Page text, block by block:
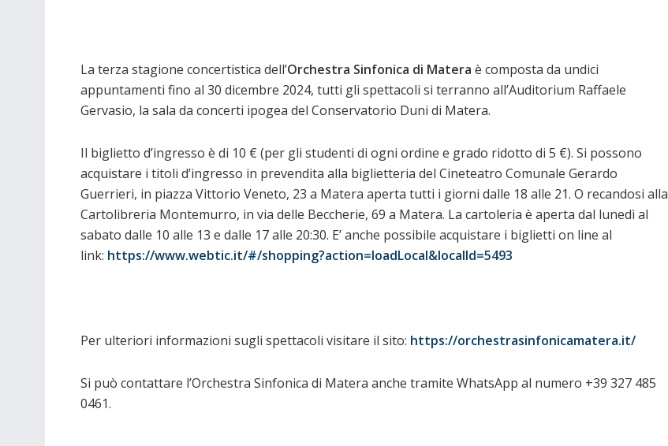
La terza stagione concertistica dell’Orchestra Sinfonica di Matera è composta da undici
appuntamenti fino al 30 dicembre 2024, tutti gli spettacoli si terranno all’Auditorium Raffaele
Gervasio, la sala da concerti ipogea del Conservatorio Duni di Matera.
Il biglietto d’ingresso è di 10 € (per gli studenti di ogni ordine e grado ridotto di 5 €). Si possono
acquistare i titoli d’ingresso in prevendita alla biglietteria del Cineteatro Comunale Gerardo
Guerrieri, in piazza Vittorio Veneto, 23 a Matera aperta tutti i giorni dalle 18 alle 21. O recandosi alla
Cartolibreria Montemurro, in via delle Beccherie, 69 a Matera. La cartoleria è aperta dal lunedì al
sabato dalle 10 alle 13 e dalle 17 alle 20:30. E’ anche possibile acquistare i biglietti on line al
link: https://www.webtic.it/#/shopping?action=loadLocal&localId=5493
Per ulteriori informazioni sugli spettacoli visitare il sito: https://orchestrasinfonicamatera.it/
Si può contattare l’Orchestra Sinfonica di Matera anche tramite WhatsApp al numero +39 327 485
0461.